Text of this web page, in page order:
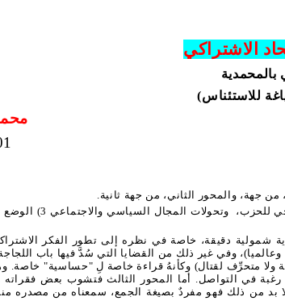
الاشتراكي
للاستئناس)
من جهة، والمحور الثاني، من جهة ثانية.
وتحولات المجال
شمولية دقيقة، خاصة في نظره إلى تطور الفكر
وفي غير ذلك من القضايا التي سُدَّ فيها باب
ولا متحرِّف لقتال) وكأنهُ قراءة خاصة لِ "حساسية" خاصة.
رغبة في التواصل. أما المحور الثالث فتشوب بعض
بد من ذلك فهو مفردٌ بصيغة الجمع، سمعناه من مصدره